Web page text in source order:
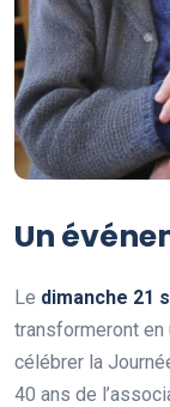
Un
Le dimanche 21 s
transformeront
célébrer la
40 ans de